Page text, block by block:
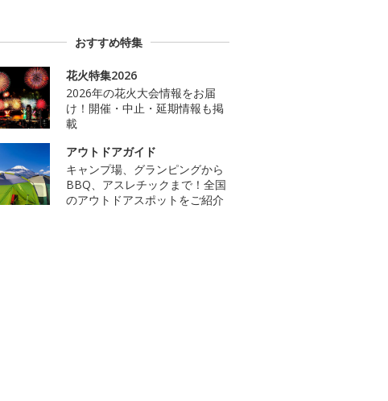
おすすめ特集
花火特集2026
2026年の花火大会情報をお届
け！開催・中止・延期情報も掲
載
アウトドアガイド
キャンプ場、グランピングから
BBQ、アスレチックまで！全国
のアウトドアスポットをご紹介